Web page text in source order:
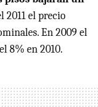
2011 el precio
En 2009 el
8% en 2010.